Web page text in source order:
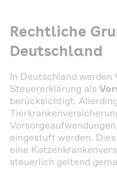
Rechtliche
Deutschland
In Deutschland
Steuererklärung als
berücksichtigt.
eingestuft werden.
eine
steuerlich geltend